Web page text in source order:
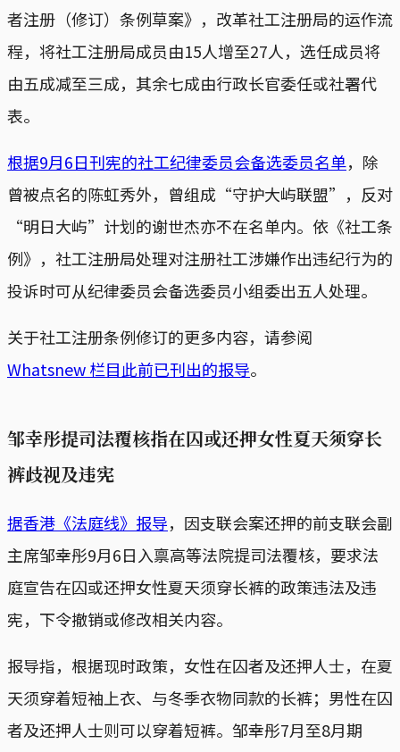
者注册（修订）条例草案》，改革社工注册局的运作流
程，将社工注册局成员由15人增至27人，选任成员将
由五成减至三成，其余七成由行政长官委任或社署代
表。
根据9月6日刊宪的社工纪律委员会备选委员名单，除
曾被点名的陈虹秀外，曾组成“守护大屿联盟”，反对
“明日大屿”计划的谢世杰亦不在名单内。依《社工条
例》，社工注册局处理对注册社工涉嫌作出违纪行为的
投诉时可从纪律委员会备选委员小组委出五人处理。
关于社工注册条例修订的更多内容，请参阅
Whatsnew 栏目此前已刊出的报导。
邹幸彤提司法覆核指在囚或还押女性夏天须穿长
裤歧视及违宪
据香港《法庭线》报导，因支联会案还押的前支联会副
主席邹幸彤9月6日入禀高等法院提司法覆核，要求法
庭宣告在囚或还押女性夏天须穿长裤的政策违法及违
宪，下令撤销或修改相关内容。
报导指，根据现时政策，女性在囚者及还押人士，在夏
天须穿着短袖上衣、与冬季衣物同款的长裤；男性在囚
者及还押人士则可以穿着短裤。邹幸彤7月至8月期